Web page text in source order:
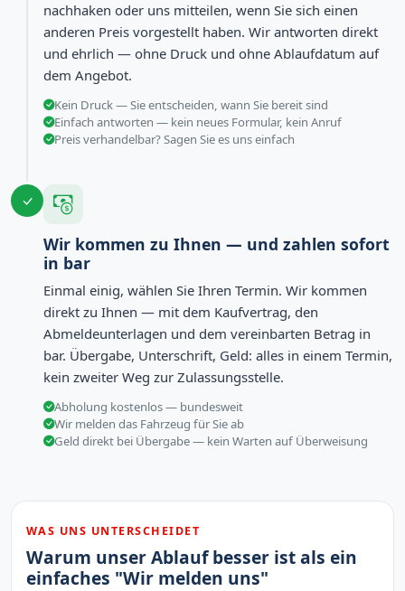
nachhaken oder uns mitteilen, wenn Sie sich einen
anderen Preis vorgestellt haben. Wir antworten direkt
und ehrlich — ohne Druck und ohne Ablaufdatum auf
dem Angebot.
Kein Druck — Sie entscheiden, wann Sie bereit sind
Einfach antworten — kein neues Formular, kein Anruf
Preis verhandelbar? Sagen Sie es uns einfach
Wir kommen zu Ihnen — und zahlen sofort
in bar
Einmal einig, wählen Sie Ihren Termin. Wir kommen
direkt zu Ihnen — mit dem Kaufvertrag, den
Abmeldeunterlagen und dem vereinbarten Betrag in
bar. Übergabe, Unterschrift, Geld: alles in einem Termin,
kein zweiter Weg zur Zulassungsstelle.
Abholung kostenlos — bundesweit
Wir melden das Fahrzeug für Sie ab
Geld direkt bei Übergabe — kein Warten auf Überweisung
WAS UNS UNTERSCHEIDET
Warum unser Ablauf besser ist als ein
einfaches "Wir melden uns"